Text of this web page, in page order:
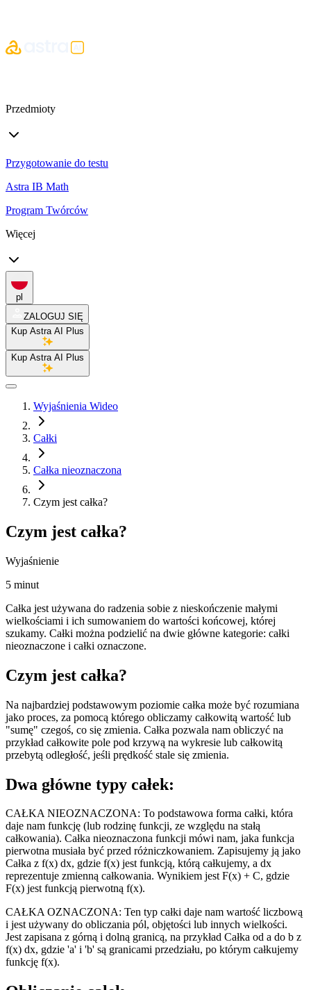
Przedmioty
Przygotowanie do testu
Astra IB Math
Program Twórców
Więcej
pl
ZALOGUJ SIĘ
Kup Astra AI Plus
Kup Astra AI Plus
Wyjaśnienia Wideo
Całki
Całka nieoznaczona
Czym jest całka?
Czym jest całka?
Wyjaśnienie
5 minut
Całka jest używana do radzenia sobie z nieskończenie małymi
wielkościami i ich sumowaniem do wartości końcowej, której
szukamy. Całki można podzielić na dwie główne kategorie: całki
nieoznaczone i całki oznaczone.
Czym jest całka?
Na najbardziej podstawowym poziomie całka może być rozumiana
jako proces, za pomocą którego obliczamy całkowitą wartość lub
"sumę" czegoś, co się zmienia. Całka pozwala nam obliczyć na
przykład całkowite pole pod krzywą na wykresie lub całkowitą
przebytą odległość, jeśli prędkość stale się zmienia.
Dwa główne typy całek:
CAŁKA NIEOZNACZONA: To podstawowa forma całki, która
daje nam funkcję (lub rodzinę funkcji, ze względu na stałą
całkowania). Całka nieoznaczona funkcji mówi nam, jaka funkcja
pierwotna musiała być przed różniczkowaniem. Zapisujemy ją jako
Całka z f(x) dx, gdzie f(x) jest funkcją, którą całkujemy, a dx
reprezentuje zmienną całkowania. Wynikiem jest F(x) + C, gdzie
F(x) jest funkcją pierwotną f(x).
CAŁKA OZNACZONA: Ten typ całki daje nam wartość liczbową
i jest używany do obliczania pól, objętości lub innych wielkości.
Jest zapisana z górną i dolną granicą, na przykład Całka od a do b z
f(x) dx, gdzie 'a' i 'b' są granicami przedziału, po którym całkujemy
funkcję f(x).